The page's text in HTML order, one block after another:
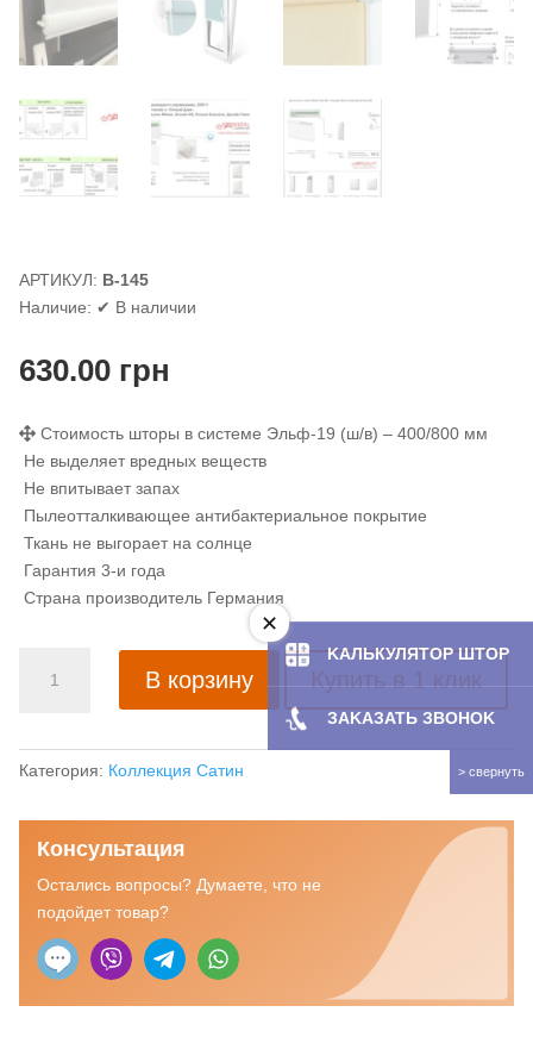
АРТИКУЛ: В-145
Наличие: ✔ В наличии
630.00грн
Стоимость шторы в системе Эльф-19 (ш/в) – 400/800 мм
Не выделяет вредных веществ
Не впитывает запах
Пылеотталкивающее антибактериальное покрытие
Ткань не выгорает на солнце
Гарантия 3-и года
Страна производитель Германия
товара
с
Мармарис
орех
(Германия)
В корзину Купить в 1 клик
Категория: Коллекция Сатин
Консультация
Остались вопросы? Думаете, что не
подойдет товар?
KAЛЬКУЛЯТOP ШТОР
ЗAKAЗATЬ ЗBOHOK